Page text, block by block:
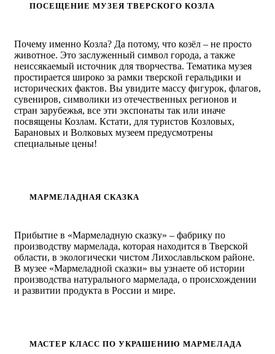
ПОСЕЩЕНИЕ МУЗЕЯ ТВЕРСКОГО КОЗЛА
Почему именно Козла? Да потому, что козёл – не просто
животное. Это заслуженный символ города, а также
неиссякаемый источник для творчества. Тематика музея
простирается широко за рамки тверской геральдики и
исторических фактов. Вы увидите массу фигурок, флагов,
сувениров, символики из отечественных регионов и
стран зарубежья, все эти экспонаты так или иначе
посвящены Козлам. Кстати, для туристов Козловых,
Барановых и Волковых музеем предусмотрены
специальные цены!
МАРМЕЛАДНАЯ СКАЗКА
Прибытие в «Мармеладную сказку» – фабрику по
производству мармелада, которая находится в Тверской
области, в экологически чистом Лихославльском районе.
В музее «Мармеладной сказки» вы узнаете об истории
производства натурального мармелада, о происхождении
и развитии продукта в России и мире.
МАСТЕР КЛАСС ПО УКРАШЕНИЮ МАРМЕЛАДА